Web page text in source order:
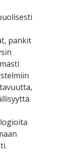
pankit